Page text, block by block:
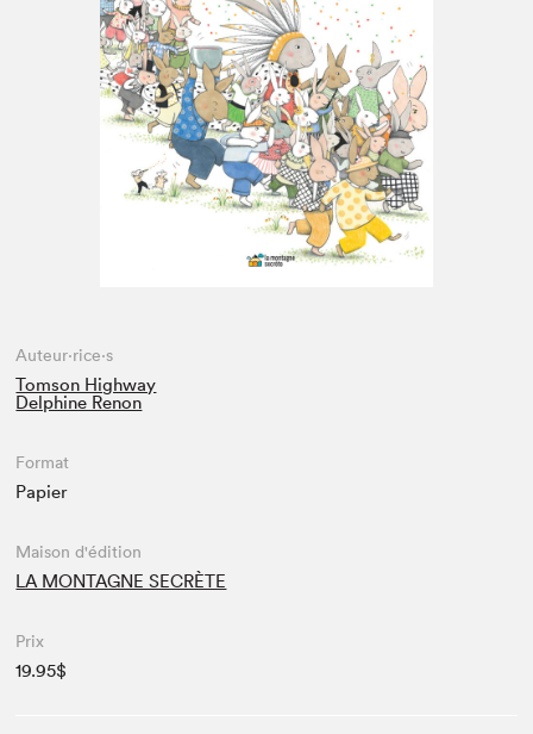
Espace médias
Auteur·rice·s
Tomson Highway
Delphine Renon
Format
Papier
Maison d'édition
LA MONTAGNE SECRÈTE
Prix
19.95$